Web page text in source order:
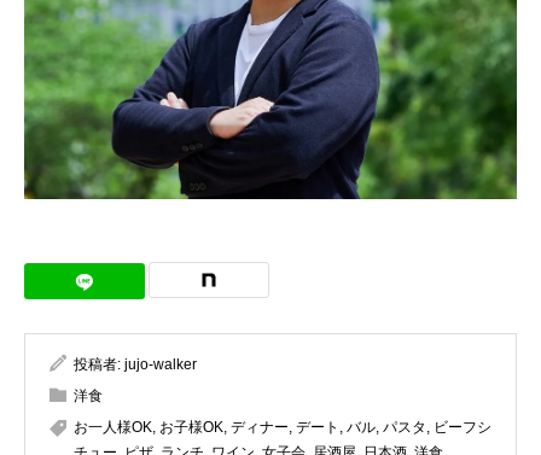
投稿者: jujo-walker
洋食
お一人様OK, お子様OK, ディナー, デート , バル, パスタ , ビーフシ